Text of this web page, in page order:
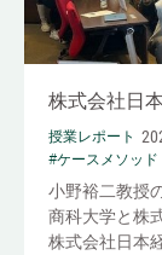
株式会社日
授業レポート
#ケースメソッド
小野裕二教授
商科大学と株
株式会社日本